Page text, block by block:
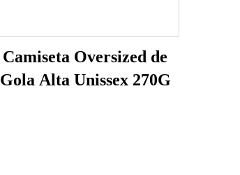
Camiseta Oversized de
Gola Alta Unissex 270G